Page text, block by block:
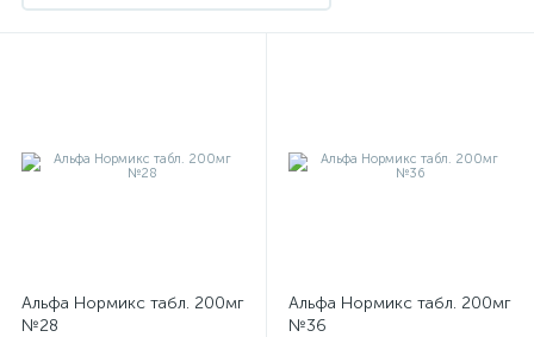
Альфа Нормикс табл. 200мг
№28
Альфа Нормикс табл. 200мг
№36